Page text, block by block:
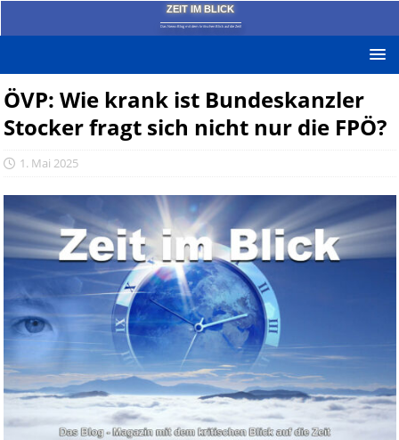
ZEIT IM BLICK
Das News-Blog mit dem kritischen Blick auf die Zeit!
ÖVP: Wie krank ist Bundeskanzler
Stocker fragt sich nicht nur die FPÖ?
1. Mai 2025